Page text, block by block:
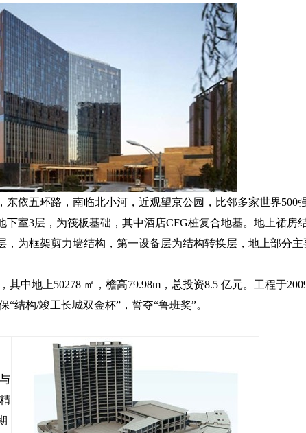
依五环路，南临北小河，近观望京公园，比邻多家世界500
室3层，为筏板基础，其中酒店CFG桩复合地基。地上裙房
，为框架剪力墙结构，第一设备层为结构转换层，地上部分
其中地上50278 ㎡，檐高79.98m，总投资8.5 亿元。工程于
结构/竣工长城双金杯”，誓夺“鲁班奖”。